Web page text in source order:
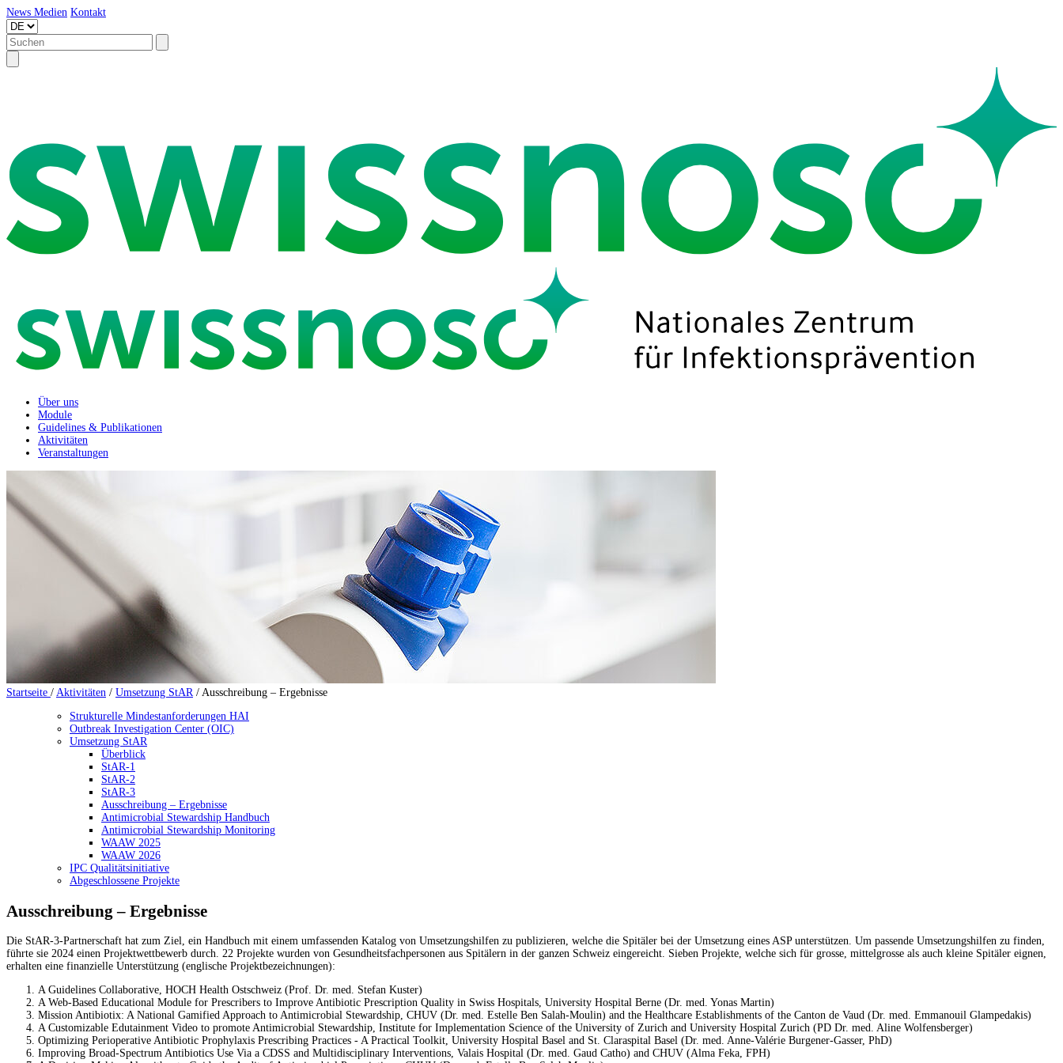
News Medien Kontakt
Über uns
Module
Guidelines & Publikationen
Aktivitäten
Veranstaltungen
Startseite / Aktivitäten / Umsetzung StAR / Ausschreibung – Ergebnisse
Strukturelle Mindestanforderungen HAI
Outbreak Investigation Center (OIC)
Umsetzung StAR
Überblick
StAR-1
StAR-2
StAR-3
Ausschreibung – Ergebnisse
Antimicrobial Stewardship Handbuch
Antimicrobial Stewardship Monitoring
WAAW 2025
WAAW 2026
IPC Qualitätsinitiative
Abgeschlossene Projekte
Ausschreibung – Ergebnisse
Die StAR-3-Partnerschaft hat zum Ziel, ein Handbuch mit einem umfassenden Katalog von Umsetzungshilfen zu publizieren, welche die Spitäler bei der Umsetzung eines ASP unterstützen. Um passende Umsetzungshilfen zu finden,
führte sie 2024 einen Projektwettbewerb durch. 22 Projekte wurden von Gesundheitsfachpersonen aus Spitälern in der ganzen Schweiz eingereicht. Sieben Projekte, welche sich für grosse, mittelgrosse als auch kleine Spitäler eignen,
erhalten eine finanzielle Unterstützung (englische Projektbezeichnungen):
A Guidelines Collaborative, HOCH Health Ostschweiz (Prof. Dr. med. Stefan Kuster)
A Web-Based Educational Module for Prescribers to Improve Antibiotic Prescription Quality in Swiss Hospitals, University Hospital Berne (Dr. med. Yonas Martin)
Mission Antibiotix: A National Gamified Approach to Antimicrobial Stewardship, CHUV (Dr. med. Estelle Ben Salah-Moulin) and the Healthcare Establishments of the Canton de Vaud (Dr. med. Emmanouil Glampedakis)
A Customizable Edutainment Video to promote Antimicrobial Stewardship, Institute for Implementation Science of the University of Zurich and University Hospital Zurich (PD Dr. med. Aline Wolfensberger)
Optimizing Perioperative Antibiotic Prophylaxis Prescribing Practices - A Practical Toolkit, University Hospital Basel and St. Claraspital Basel (Dr. med. Anne-Valérie Burgener-Gasser, PhD)
Improving Broad-Spectrum Antibiotics Use Via a CDSS and Multidisciplinary Interventions, Valais Hospital (Dr. med. Gaud Catho) and CHUV (Alma Feka, FPH)